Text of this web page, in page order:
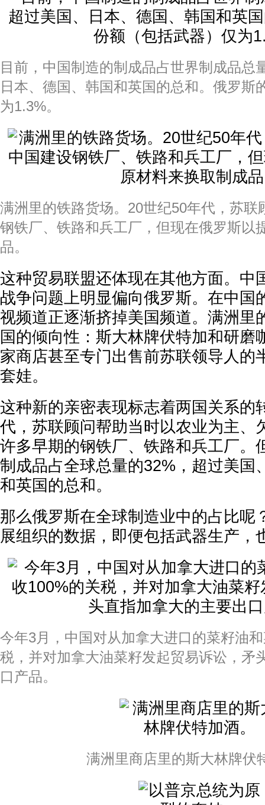
目前，中国制造的制成品占世界制成品总
日本、德国、韩国和英国的总和。俄罗斯
为1.3%。
满洲里的铁路货场。20世纪50年代，苏联
钢铁厂、铁路和兵工厂，但现在俄罗斯以
品。
这种贸易联盟还体现在其他方面。中
战争问题上明显偏向俄罗斯。在中国
视频道正逐渐挤掉美国频道。满洲里
国的倾向性：斯大林牌伏特加和研磨
家商店甚至专门出售前苏联领导人的
套娃。
这种新的亲密表现标志着两国关系的
代，苏联顾问帮助当时以农业为主、
许多早期的钢铁厂、铁路和兵工厂。
制成品占全球总量的32%，超过美国
和英国的总和。
那么俄罗斯在全球制造业中的占比呢
展组织的数据，即便包括武器生产，
今年3月，中国对从加拿大进口的菜籽油
税，并对加拿大油菜籽发起贸易诉讼，矛
口产品。
满洲里商店里的斯大林牌伏